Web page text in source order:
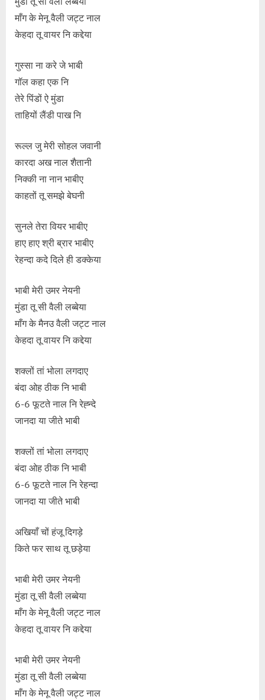
माँग के मेनू वैली जट्ट नाल
केहदा तू वायर नि कद्देया
गुस्सा ना करे जे भाबी
गॉल कहा एक नि
तेरे पिंडों ऐ मुंडा
ताहियों लैंडी पाख नि
रूल्ल जु मेरी सोहल जवानी
कारदा अख नाल शैतानी
निक्की ना नान भाबीए
काहतों तू समझे बेघनी
सुनले तेरा वियर भाबीए
हाए हाए श्री ब्रार भाबीए
रेहन्दा कदे दिले ही डक्केया
भाबी मेरी उमर नेयनी
मुंडा तू सी वैली लब्बेया
माँग के मैनउ वैली जट्ट नाल
केहदा तू वायर नि कद्देया
शक्लों तां भोला लगदाए
बंदा ओह ठीक नि भाबी
6-6 फूटते नाल नि रेह्न्दे
जानदा या जीते भाबी
शक्लों तां भोला लगदाए
बंदा ओह ठीक नि भाबी
6-6 फूटते नाल नि रेहन्दा
जानदा या जीते भाबी
अखियाँ चों हंजू दिगड़े
किते फर साथ तू छड़ेया
भाबी मेरी उमर नेयनी
मुंडा तू सी वैली लब्बेया
माँग के मेनू वैली जट्ट नाल
केहदा तू वायर नि कद्देया
भाबी मेरी उमर नेयनी
मुंडा तू सी वैली लब्बेया
माँग के मेनू वैली जट्ट नाल